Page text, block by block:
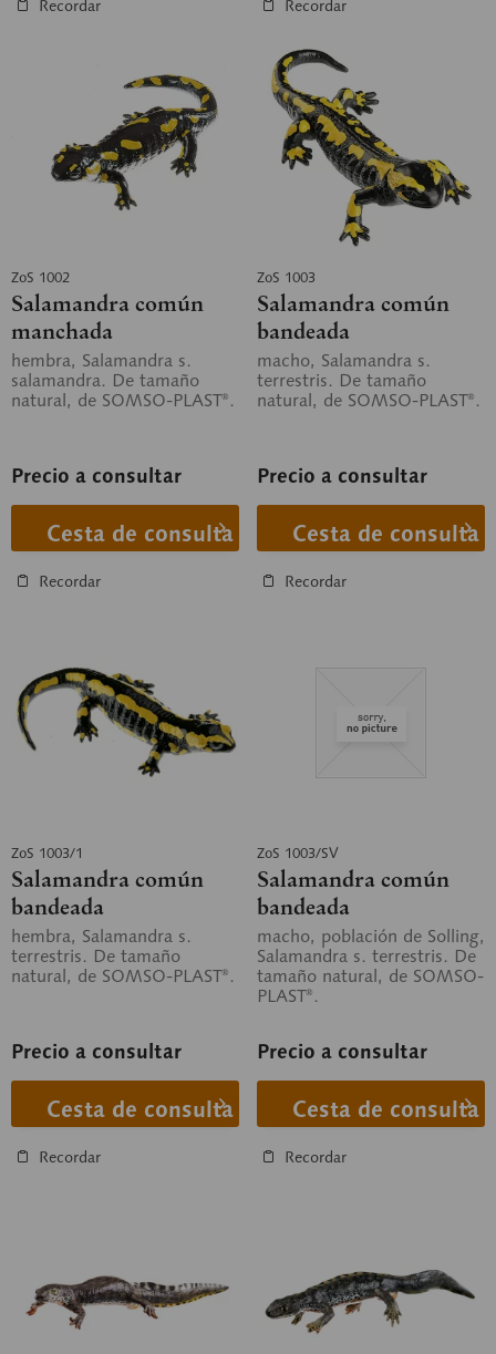
Recordar Recordar
ZoS 1002
Salamandra común
manchada
hembra, Salamandra s.
salamandra. De tamaño
natural, de SOMSO-PLAST®.
Precio a consultar
Cesta de consulta
Recordar
ZoS 1003
Salamandra común
bandeada
macho, Salamandra s.
terrestris. De tamaño
natural, de SOMSO-PLAST®.
Precio a consultar
Cesta de consulta
Recordar
ZoS 1003/1
Salamandra común
bandeada
hembra, Salamandra s.
terrestris. De tamaño
natural, de SOMSO-PLAST®.
Precio a consultar
Cesta de consulta
Recordar
ZoS 1003/SV
Salamandra común
bandeada
macho, población de Solling,
Salamandra s. terrestris. De
tamaño natural, de SOMSO-
PLAST®.
Precio a consultar
Cesta de consulta
Recordar